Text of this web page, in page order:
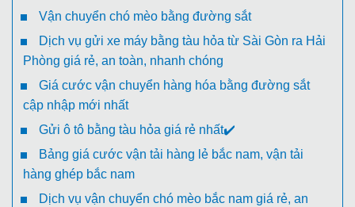
Vận chuyển chó mèo bằng đường sắt
Dịch vụ gửi xe máy bằng tàu hỏa từ Sài Gòn ra Hải
Phòng giá rẻ, an toàn, nhanh chóng
Giá cước vận chuyển hàng hóa bằng đường sắt
cập nhập mới nhất
Gửi ô tô bằng tàu hỏa giá rẻ nhất✔️
Bảng giá cước vận tải hàng lẻ bắc nam, vận tải
hàng ghép bắc nam
Dịch vụ vận chuyển chó mèo bắc nam giá rẻ, an